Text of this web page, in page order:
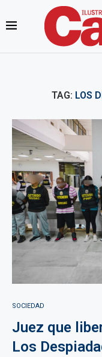
TAG: LOS
SOCIEDAD
Juez que
Los